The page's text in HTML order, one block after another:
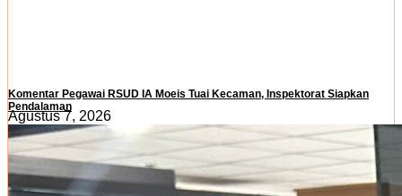
Komentar Pegawai RSUD IA Moeis Tuai Kecaman, Inspektorat Siapkan
Pendalaman
Agustus 7, 2026